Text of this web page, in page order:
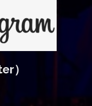
）